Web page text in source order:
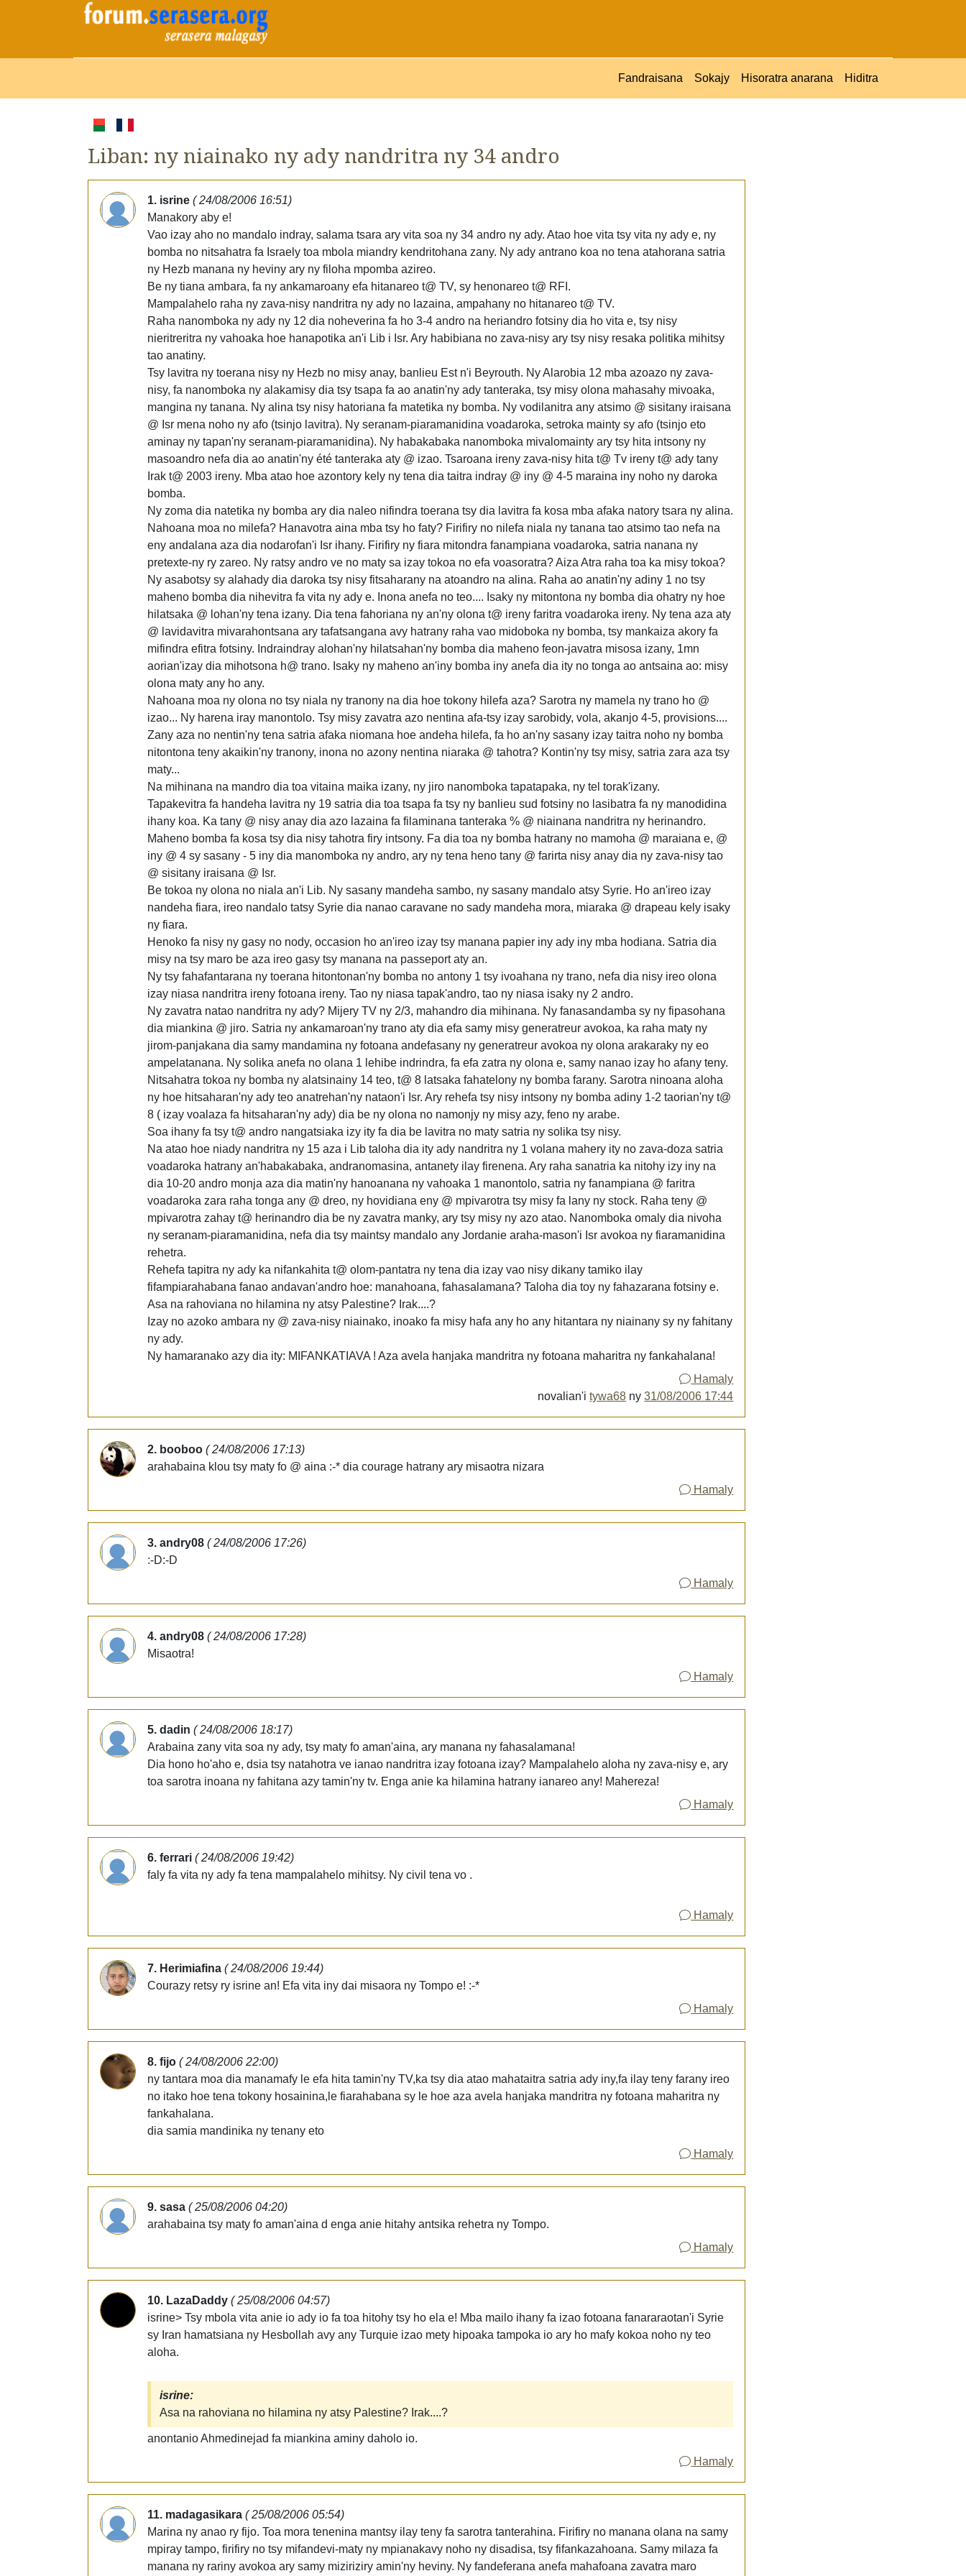
Fandraisana Sokajy Hisoratra anarana Hiditra
Liban: ny niainako ny ady nandritra ny 34 andro
1. isrine ( 24/08/2006 16:51)
Manakory aby e!
Vao izay aho no mandalo indray, salama tsara ary vita soa ny 34 andro ny ady. Atao hoe vita tsy vita ny ady e, ny
bomba no nitsahatra fa Israely toa mbola miandry kendritohana zany. Ny ady antrano koa no tena atahorana satria
ny Hezb manana ny heviny ary ny filoha mpomba azireo.
Be ny tiana ambara, fa ny ankamaroany efa hitanareo t@ TV, sy henonareo t@ RFI.
Mampalahelo raha ny zava-nisy nandritra ny ady no lazaina, ampahany no hitanareo t@ TV.
Raha nanomboka ny ady ny 12 dia noheverina fa ho 3-4 andro na heriandro fotsiny dia ho vita e, tsy nisy
nieritreritra ny vahoaka hoe hanapotika an'i Lib i Isr. Ary habibiana no zava-nisy ary tsy nisy resaka politika mihitsy
tao anatiny.
Tsy lavitra ny toerana nisy ny Hezb no misy anay, banlieu Est n'i Beyrouth. Ny Alarobia 12 mba azoazo ny zava-
nisy, fa nanomboka ny alakamisy dia tsy tsapa fa ao anatin'ny ady tanteraka, tsy misy olona mahasahy mivoaka,
mangina ny tanana. Ny alina tsy nisy hatoriana fa matetika ny bomba. Ny vodilanitra any atsimo @ sisitany iraisana
@ Isr mena noho ny afo (tsinjo lavitra). Ny seranam-piaramanidina voadaroka, setroka mainty sy afo (tsinjo eto
aminay ny tapan'ny seranam-piaramanidina). Ny habakabaka nanomboka mivalomainty ary tsy hita intsony ny
masoandro nefa dia ao anatin'ny été tanteraka aty @ izao. Tsaroana ireny zava-nisy hita t@ Tv ireny t@ ady tany
Irak t@ 2003 ireny. Mba atao hoe azontory kely ny tena dia taitra indray @ iny @ 4-5 maraina iny noho ny daroka
bomba.
Ny zoma dia natetika ny bomba ary dia naleo nifindra toerana tsy dia lavitra fa kosa mba afaka natory tsara ny alina.
Nahoana moa no milefa? Hanavotra aina mba tsy ho faty? Firifiry no nilefa niala ny tanana tao atsimo tao nefa na
eny andalana aza dia nodarofan'i Isr ihany. Firifiry ny fiara mitondra fanampiana voadaroka, satria nanana ny
pretexte-ny ry zareo. Ny ratsy andro ve no maty sa izay tokoa no efa voasoratra? Aiza Atra raha toa ka misy tokoa?
Ny asabotsy sy alahady dia daroka tsy nisy fitsaharany na atoandro na alina. Raha ao anatin'ny adiny 1 no tsy
maheno bomba dia nihevitra fa vita ny ady e. Inona anefa no teo.... Isaky ny mitontona ny bomba dia ohatry ny hoe
hilatsaka @ lohan'ny tena izany. Dia tena fahoriana ny an'ny olona t@ ireny faritra voadaroka ireny. Ny tena aza aty
@ lavidavitra mivarahontsana ary tafatsangana avy hatrany raha vao midoboka ny bomba, tsy mankaiza akory fa
mifindra efitra fotsiny. Indraindray alohan'ny hilatsahan'ny bomba dia maheno feon-javatra misosa izany, 1mn
aorian'izay dia mihotsona h@ trano. Isaky ny maheno an'iny bomba iny anefa dia ity no tonga ao antsaina ao: misy
olona maty any ho any.
Nahoana moa ny olona no tsy niala ny tranony na dia hoe tokony hilefa aza? Sarotra ny mamela ny trano ho @
izao... Ny harena iray manontolo. Tsy misy zavatra azo nentina afa-tsy izay sarobidy, vola, akanjo 4-5, provisions....
Zany aza no nentin'ny tena satria afaka niomana hoe andeha hilefa, fa ho an'ny sasany izay taitra noho ny bomba
nitontona teny akaikin'ny tranony, inona no azony nentina niaraka @ tahotra? Kontin'ny tsy misy, satria zara aza tsy
maty...
Na mihinana na mandro dia toa vitaina maika izany, ny jiro nanomboka tapatapaka, ny tel torak'izany.
Tapakevitra fa handeha lavitra ny 19 satria dia toa tsapa fa tsy ny banlieu sud fotsiny no lasibatra fa ny manodidina
ihany koa. Ka tany @ nisy anay dia azo lazaina fa filaminana tanteraka % @ niainana nandritra ny herinandro.
Maheno bomba fa kosa tsy dia nisy tahotra firy intsony. Fa dia toa ny bomba hatrany no mamoha @ maraiana e, @
iny @ 4 sy sasany - 5 iny dia manomboka ny andro, ary ny tena heno tany @ farirta nisy anay dia ny zava-nisy tao
@ sisitany iraisana @ Isr.
Be tokoa ny olona no niala an'i Lib. Ny sasany mandeha sambo, ny sasany mandalo atsy Syrie. Ho an'ireo izay
nandeha fiara, ireo nandalo tatsy Syrie dia nanao caravane no sady mandeha mora, miaraka @ drapeau kely isaky
ny fiara.
Henoko fa nisy ny gasy no nody, occasion ho an'ireo izay tsy manana papier iny ady iny mba hodiana. Satria dia
misy na tsy maro be aza ireo gasy tsy manana na passeport aty an.
Ny tsy fahafantarana ny toerana hitontonan'ny bomba no antony 1 tsy ivoahana ny trano, nefa dia nisy ireo olona
izay niasa nandritra ireny fotoana ireny. Tao ny niasa tapak'andro, tao ny niasa isaky ny 2 andro.
Ny zavatra natao nandritra ny ady? Mijery TV ny 2/3, mahandro dia mihinana. Ny fanasandamba sy ny fipasohana
dia miankina @ jiro. Satria ny ankamaroan'ny trano aty dia efa samy misy generatreur avokoa, ka raha maty ny
jirom-panjakana dia samy mandamina ny fotoana andefasany ny generatreur avokoa ny olona arakaraky ny eo
ampelatanana. Ny solika anefa no olana 1 lehibe indrindra, fa efa zatra ny olona e, samy nanao izay ho afany teny.
Nitsahatra tokoa ny bomba ny alatsinainy 14 teo, t@ 8 latsaka fahatelony ny bomba farany. Sarotra ninoana aloha
ny hoe hitsaharan'ny ady teo anatrehan'ny nataon'i Isr. Ary rehefa tsy nisy intsony ny bomba adiny 1-2 taorian'ny t@
8 ( izay voalaza fa hitsaharan'ny ady) dia be ny olona no namonjy ny misy azy, feno ny arabe.
Soa ihany fa tsy t@ andro nangatsiaka izy ity fa dia be lavitra no maty satria ny solika tsy nisy.
Na atao hoe niady nandritra ny 15 aza i Lib taloha dia ity ady nandritra ny 1 volana mahery ity no zava-doza satria
voadaroka hatrany an'habakabaka, andranomasina, antanety ilay firenena. Ary raha sanatria ka nitohy izy iny na
dia 10-20 andro monja aza dia matin'ny hanoanana ny vahoaka 1 manontolo, satria ny fanampiana @ faritra
voadaroka zara raha tonga any @ dreo, ny hovidiana eny @ mpivarotra tsy misy fa lany ny stock. Raha teny @
mpivarotra zahay t@ herinandro dia be ny zavatra manky, ary tsy misy ny azo atao. Nanomboka omaly dia nivoha
ny seranam-piaramanidina, nefa dia tsy maintsy mandalo any Jordanie araha-mason'i Isr avokoa ny fiaramanidina
rehetra.
Rehefa tapitra ny ady ka nifankahita t@ olom-pantatra ny tena dia izay vao nisy dikany tamiko ilay
fifampiarahabana fanao andavan'andro hoe: manahoana, fahasalamana? Taloha dia toy ny fahazarana fotsiny e.
Asa na rahoviana no hilamina ny atsy Palestine? Irak....?
Izay no azoko ambara ny @ zava-nisy niainako, inoako fa misy hafa any ho any hitantara ny niainany sy ny fahitany
ny ady.
Ny hamaranako azy dia ity: MIFANKATIAVA ! Aza avela hanjaka mandritra ny fotoana maharitra ny fankahalana!
Hamaly
novalian'itywa68 ny31/08/2006 17:44
2. booboo ( 24/08/2006 17:13)
arahabaina klou tsy maty fo @ aina :-* dia courage hatrany ary misaotra nizara
Hamaly
3. andry08 ( 24/08/2006 17:26)
:-D:-D
Hamaly
4. andry08 ( 24/08/2006 17:28)
Misaotra!
Hamaly
5. dadin ( 24/08/2006 18:17)
Arabaina zany vita soa ny ady, tsy maty fo aman'aina, ary manana ny fahasalamana!
Dia hono ho'aho e, dsia tsy natahotra ve ianao nandritra izay fotoana izay? Mampalahelo aloha ny zava-nisy e, ary
toa sarotra inoana ny fahitana azy tamin'ny tv. Enga anie ka hilamina hatrany ianareo any! Mahereza!
Hamaly
6. ferrari ( 24/08/2006 19:42)
faly fa vita ny ady fa tena mampalahelo mihitsy. Ny civil tena vo .
Hamaly
7. Herimiafina ( 24/08/2006 19:44)
Courazy retsy ry isrine an! Efa vita iny dai misaora ny Tompo e! :-*
Hamaly
8. fijo ( 24/08/2006 22:00)
ny tantara moa dia manamafy le efa hita tamin'ny TV,ka tsy dia atao mahataitra satria ady iny,fa ilay teny farany ireo
no itako hoe tena tokony hosainina,le fiarahabana sy le hoe aza avela hanjaka mandritra ny fotoana maharitra ny
fankahalana.
dia samia mandinika ny tenany eto
Hamaly
9. sasa ( 25/08/2006 04:20)
arahabaina tsy maty fo aman'aina d enga anie hitahy antsika rehetra ny Tompo.
Hamaly
10. LazaDaddy ( 25/08/2006 04:57)
isrine> Tsy mbola vita anie io ady io fa toa hitohy tsy ho ela e! Mba mailo ihany fa izao fotoana fanararaotan'i Syrie
sy Iran hamatsiana ny Hesbollah avy any Turquie izao mety hipoaka tampoka io ary ho mafy kokoa noho ny teo
aloha.
isrine:
Asa na rahoviana no hilamina ny atsy Palestine? Irak....?
anontanio Ahmedinejad fa miankina aminy daholo io.
Hamaly
11. madagasikara ( 25/08/2006 05:54)
Marina ny anao ry fijo. Toa mora tenenina mantsy ilay teny fa sarotra tanterahina. Firifiry no manana olana na samy
mpiray tampo, firifiry no tsy mifandevi-maty ny mpianakavy noho ny disadisa, tsy fifankazahoana. Samy milaza fa
manana ny rariny avokoa ary samy miziriziry amin'ny heviny. Ny fandeferana anefa mahafoana zavatra maro